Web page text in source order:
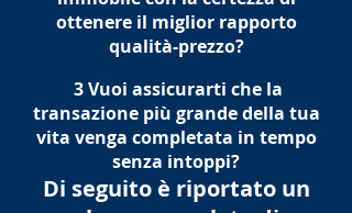
ottenere il miglior rapporto
qualità-prezzo?
​ 3 Vuoi assicurarti che la
transazione più grande della tua
vita venga completata in tempo
senza intoppi?
Di seguito è riportato un